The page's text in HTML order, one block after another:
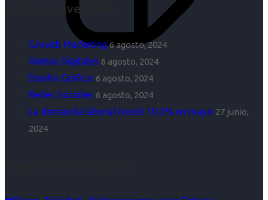
Últimas Novedades
Growth Marketing 6 agosto, 2024
Ventas Digitales 6 agosto, 2024
Diseño Gráfico 6 agosto, 2024
Redes Sociales 6 agosto, 2024
La demanda laboral creció 10,3% en mayo 27 junio,
2024